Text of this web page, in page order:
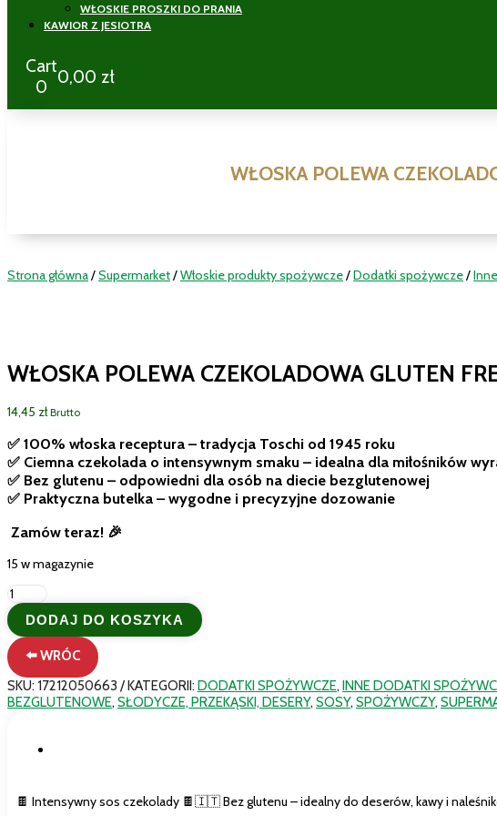
WŁOSKIE PROSZKI DO PRANIA
KAWIOR Z JESIOTRA
Cart
0 0,00 zł
WŁOSKA POLEWA
Strona główna/Supermarket/Włoskie produkty spożywcze/Dodatki spożywcze/
WŁOSKA POLEWA CZEKOLADOWA GLUTEN
14,45 zł Brutto
✅ 100% włoska receptura – tradycja Toschi od 1945 roku
✅ Ciemna czekolada o intensywnym smaku – idealna dla miłośników
✅ Bez glutenu – odpowiedni dla osób na diecie bezglutenowej
✅ Praktyczna butelka – wygodne i precyzyjne dozowanie
Zamów teraz! 🎉
15 w magazynie
ilość
Włoska
Polewa
czekoladowa
Gluten
Free
do
lodów
DODAJ DO KOSZYKA
⬅️ WRÓC
SKU: 17212050663 KATEGORII: DODATKI SPOŻYWCZE, INNE DODATKI
BEZGLUTENOWE,SŁODYCZE, PRZEKĄSKI, DESERY,SOSY,SPOŻYWCZY,
🍫 Intensywny sos czekolady 🍫🇮🇹 Bez glutenu – idealny do deserów, kawy i